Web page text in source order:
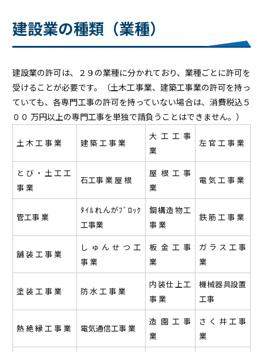
建設業の種類（業種）
建設業の許可は、２９の業種に分かれており、業種ごとに許可を
受けることが必要です。（土木工事業、建築工事業の許可を持っ
ていても、各専門工事の許可を持っていない場合は、消費税込５
００ 万円以上の専門工事を単独で請負うことはできません。）
土 木 工 事 業 建 築 工 事 業
大 工 工 事
業
左 官 工 事 業
と び ・ 土 工 工
事 業
石工事 業 屋 根
屋 根 工 事
業
電 気 工 事 業
管工事 業
ﾀｲﾙれんがﾌﾞﾛｯｸ
工事業
鋼構造物工
事 業
鉄 筋 工 事 業
舗 装 工 事 業
し ゅ ん せ つ 工
事 業
板 金 工 事
業
ガ ラ ス 工 事
業
塗 装 工 事 業 防 水 工 事 業
内装仕上工
事 業
機械器具設置
工事
熱 絶 縁 工 事 業 電気通信工事 業
造 園 工 事
業
さ く 井 工 事
業